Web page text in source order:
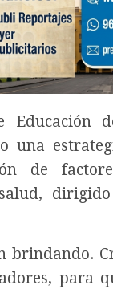
una
de
brindando.
para